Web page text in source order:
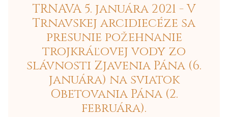
TRNAVA 5. januára 2021 - V
Trnavskej arcidiecéze sa
presunie požehnanie
trojkráľovej vody zo
slávnosti Zjavenia Pána (6.
januára) na sviatok
Obetovania Pána (2.
februára).